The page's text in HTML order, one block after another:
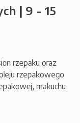
| 9 - 15
rzepaku oraz
rzepakowego
makuchu